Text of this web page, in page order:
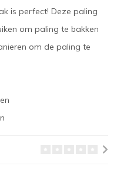
is perfect! Deze paling
om paling te bakken
om de paling te